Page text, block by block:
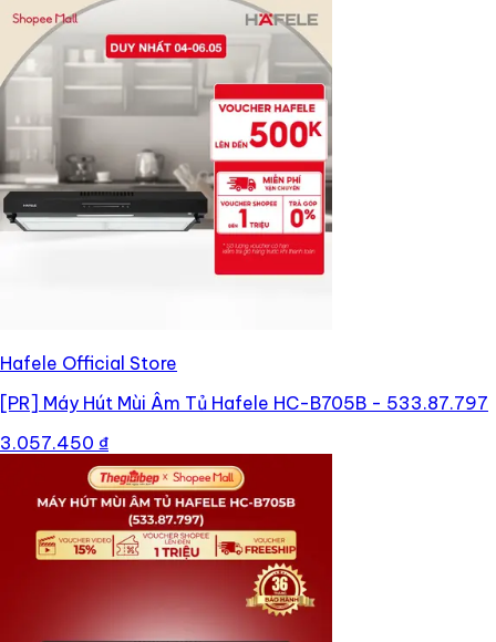
Hafele Official Store
[PR] Máy Hút Mùi Âm Tủ Hafele HC-B705B - 533.87.797
3.057.450 ₫